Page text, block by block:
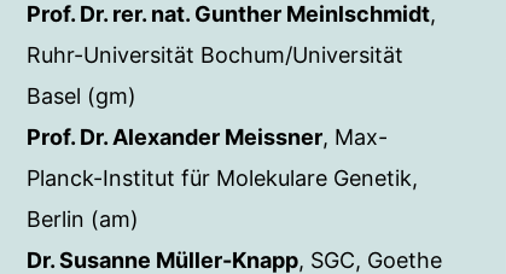
Prof. Dr. rer. nat. Gunther Meinlschmidt,
Ruhr-Universität Bochum/Universität
Basel (gm)
Prof. Dr. Alexander Meissner, Max-
Planck-Institut für Molekulare Genetik,
Berlin (am)
Dr. Susanne Müller-Knapp, SGC, Goethe